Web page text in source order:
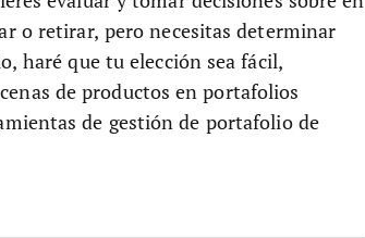
o retirar, pero necesitas determinar
haré que tu elección sea fácil,
de productos en portafolios
de gestión de portafolio de